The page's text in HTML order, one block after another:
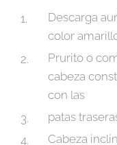
Descarga
color
Prurito o
cabeza
con las
patas
Cabeza